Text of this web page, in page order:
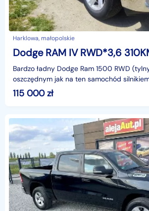
Harklowa, małopolskie
Dodge RAM IV RWD*3,6
Bardzo ładny Dodge Ram 1500 RWD
oszczędnym jak na ten samochód
310KMAuto w kraju od 2021r. w rękach
właścicielaSamo
115 000zł